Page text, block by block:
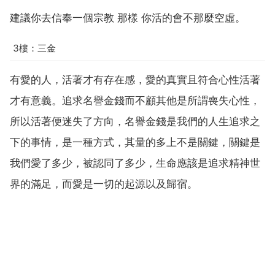
建議你去信奉一個宗教 那樣 你活的會不那麼空虛。
3樓：三金
有愛的人，活著才有存在感，愛的真實且符合心性活著
才有意義。追求名譽金錢而不顧其他是所謂喪失心性，
所以活著便迷失了方向，名譽金錢是我們的人生追求之
下的事情，是一種方式，其量的多上不是關鍵，關鍵是
我們愛了多少，被認同了多少，生命應該是追求精神世
界的滿足，而愛是一切的起源以及歸宿。